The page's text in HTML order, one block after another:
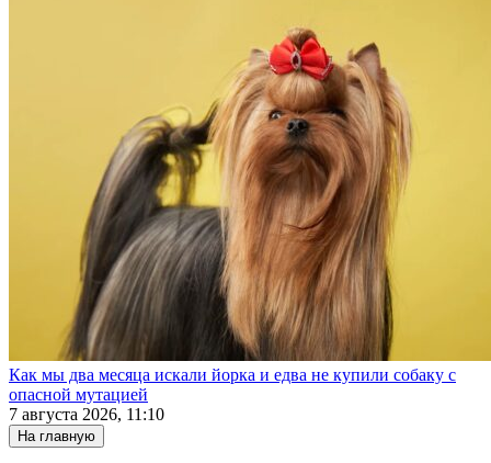
Как мы два месяца искали йорка и едва не купили собаку с
опасной мутацией
7 августа 2026, 11:10
На главную